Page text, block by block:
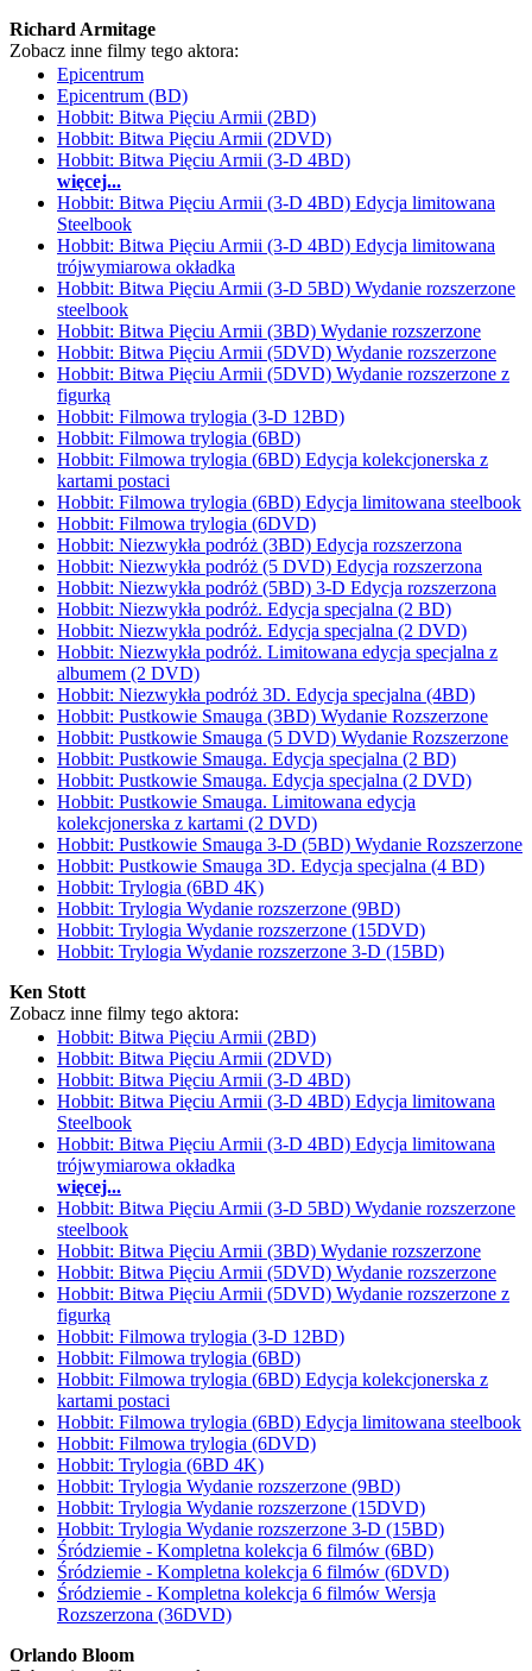
Richard Armitage
Zobacz inne filmy tego aktora:
Epicentrum
Epicentrum (BD)
Hobbit: Bitwa Pięciu Armii (2BD)
Hobbit: Bitwa Pięciu Armii (2DVD)
Hobbit: Bitwa Pięciu Armii (3-D 4BD)
więcej...
Hobbit: Bitwa Pięciu Armii (3-D 4BD) Edycja limitowana
Steelbook
Hobbit: Bitwa Pięciu Armii (3-D 4BD) Edycja limitowana
trójwymiarowa okładka
Hobbit: Bitwa Pięciu Armii (3-D 5BD) Wydanie rozszerzone
steelbook
Hobbit: Bitwa Pięciu Armii (3BD) Wydanie rozszerzone
Hobbit: Bitwa Pięciu Armii (5DVD) Wydanie rozszerzone
Hobbit: Bitwa Pięciu Armii (5DVD) Wydanie rozszerzone z
figurką
Hobbit: Filmowa trylogia (3-D 12BD)
Hobbit: Filmowa trylogia (6BD)
Hobbit: Filmowa trylogia (6BD) Edycja kolekcjonerska z
kartami postaci
Hobbit: Filmowa trylogia (6BD) Edycja limitowana steelbook
Hobbit: Filmowa trylogia (6DVD)
Hobbit: Niezwykła podróż (3BD) Edycja rozszerzona
Hobbit: Niezwykła podróż (5 DVD) Edycja rozszerzona
Hobbit: Niezwykła podróż (5BD) 3-D Edycja rozszerzona
Hobbit: Niezwykła podróż. Edycja specjalna (2 BD)
Hobbit: Niezwykła podróż. Edycja specjalna (2 DVD)
Hobbit: Niezwykła podróż. Limitowana edycja specjalna z
albumem (2 DVD)
Hobbit: Niezwykła podróż 3D. Edycja specjalna (4BD)
Hobbit: Pustkowie Smauga (3BD) Wydanie Rozszerzone
Hobbit: Pustkowie Smauga (5 DVD) Wydanie Rozszerzone
Hobbit: Pustkowie Smauga. Edycja specjalna (2 BD)
Hobbit: Pustkowie Smauga. Edycja specjalna (2 DVD)
Hobbit: Pustkowie Smauga. Limitowana edycja
kolekcjonerska z kartami (2 DVD)
Hobbit: Pustkowie Smauga 3-D (5BD) Wydanie Rozszerzone
Hobbit: Pustkowie Smauga 3D. Edycja specjalna (4 BD)
Hobbit: Trylogia (6BD 4K)
Hobbit: Trylogia Wydanie rozszerzone (9BD)
Hobbit: Trylogia Wydanie rozszerzone (15DVD)
Hobbit: Trylogia Wydanie rozszerzone 3-D (15BD)
Ken Stott
Zobacz inne filmy tego aktora:
Hobbit: Bitwa Pięciu Armii (2BD)
Hobbit: Bitwa Pięciu Armii (2DVD)
Hobbit: Bitwa Pięciu Armii (3-D 4BD)
Hobbit: Bitwa Pięciu Armii (3-D 4BD) Edycja limitowana
Steelbook
Hobbit: Bitwa Pięciu Armii (3-D 4BD) Edycja limitowana
trójwymiarowa okładka
więcej...
Hobbit: Bitwa Pięciu Armii (3-D 5BD) Wydanie rozszerzone
steelbook
Hobbit: Bitwa Pięciu Armii (3BD) Wydanie rozszerzone
Hobbit: Bitwa Pięciu Armii (5DVD) Wydanie rozszerzone
Hobbit: Bitwa Pięciu Armii (5DVD) Wydanie rozszerzone z
figurką
Hobbit: Filmowa trylogia (3-D 12BD)
Hobbit: Filmowa trylogia (6BD)
Hobbit: Filmowa trylogia (6BD) Edycja kolekcjonerska z
kartami postaci
Hobbit: Filmowa trylogia (6BD) Edycja limitowana steelbook
Hobbit: Filmowa trylogia (6DVD)
Hobbit: Trylogia (6BD 4K)
Hobbit: Trylogia Wydanie rozszerzone (9BD)
Hobbit: Trylogia Wydanie rozszerzone (15DVD)
Hobbit: Trylogia Wydanie rozszerzone 3-D (15BD)
Śródziemie - Kompletna kolekcja 6 filmów (6BD)
Śródziemie - Kompletna kolekcja 6 filmów (6DVD)
Śródziemie - Kompletna kolekcja 6 filmów Wersja
Rozszerzona (36DVD)
Orlando Bloom